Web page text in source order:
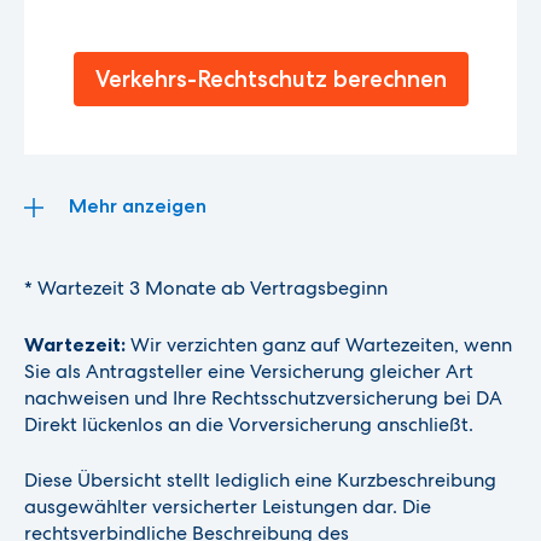
Krankenkasse lehnt die Therapie ab, auf die Sie Anspruch
anmelden.Verkehrs-Rechtschutz berechnen
Mehr anzeigen
* Wartezeit 3 Monate ab Vertragsbeginn
Wartezeit: Wir verzichten ganz auf Wartezeiten, wenn
Sie als Antragsteller eine Versicherung gleicher Art
nachweisen und Ihre Rechtsschutzversicherung bei DA
Direkt lückenlos an die Vorversicherung anschließt.
Diese Übersicht stellt lediglich eine Kurzbeschreibung
ausgewählter versicherter Leistungen dar. Die
rechtsverbindliche Beschreibung des